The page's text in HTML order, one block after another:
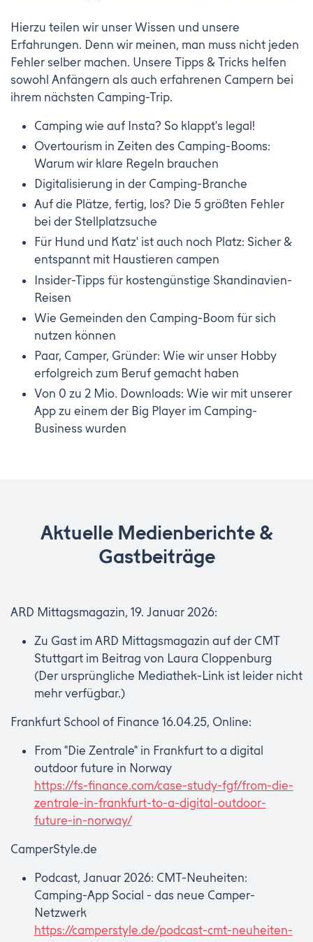
Hierzu teilen wir unser Wissen und unsere
Erfahrungen. Denn wir meinen, man muss nicht jeden
Fehler selber machen. Unsere Tipps & Tricks helfen
sowohl Anfängern als auch erfahrenen Campern bei
ihrem nächsten Camping-Trip.
Camping wie auf Insta? So klappt's legal!
Overtourism in Zeiten des Camping-Booms:
Warum wir klare Regeln brauchen
Digitalisierung in der Camping-Branche
Auf die Plätze, fertig, los? Die 5 größten Fehler
bei der Stellplatzsuche
Für Hund und Katz' ist auch noch Platz: Sicher &
entspannt mit Haustieren campen
Insider-Tipps für kostengünstige Skandinavien-
Reisen
Wie Gemeinden den Camping-Boom für sich
nutzen können
Paar, Camper, Gründer: Wie wir unser Hobby
erfolgreich zum Beruf gemacht haben
Von 0 zu 2 Mio. Downloads: Wie wir mit unserer
App zu einem der Big Player im Camping-
Business wurden
Aktuelle Medienberichte &
Gastbeiträge
ARD Mittagsmagazin, 19. Januar 2026:
Zu Gast im ARD Mittagsmagazin auf der CMT
Stuttgart im Beitrag von Laura Cloppenburg
(Der ursprüngliche Mediathek-Link ist leider nicht
mehr verfügbar.)
Frankfurt School of Finance 16.04.25, Online:
From "Die Zentrale" in Frankfurt to a digital
outdoor future in Norway
https://fs-finance.com/case-study-fgf/from-die-
zentrale-in-frankfurt-to-a-digital-outdoor-
future-in-norway/
CamperStyle.de
Podcast, Januar 2026: CMT-Neuheiten:
Camping-App Social - das neue Camper-
Netzwerk
https://camperstyle.de/podcast-cmt-neuheiten-